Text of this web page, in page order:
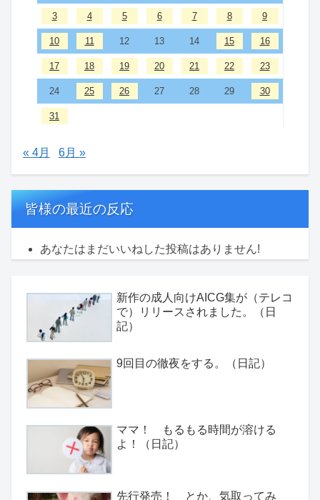
3 4 5 6 7 8 9
10 11 12 13 14 15 16
17 18 19 20 21 22 23
24 25 26 27 28 29 30
31
« 4月 6月 »
皆様の最近の反応
あなたはまだいいねした投稿はありません!
新作の成人向けAICG集が（テレコ
で）リリースされました。（日
記）
9回目の徹夜をする。（日記）
ママ！ もるもる時間が溶ける
よ！（日記）
先行発売！ とか、気取ってみ